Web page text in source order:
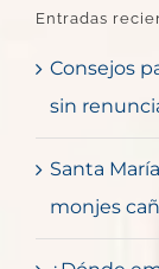
Entradas
Consejos
sin
Santa
monjes